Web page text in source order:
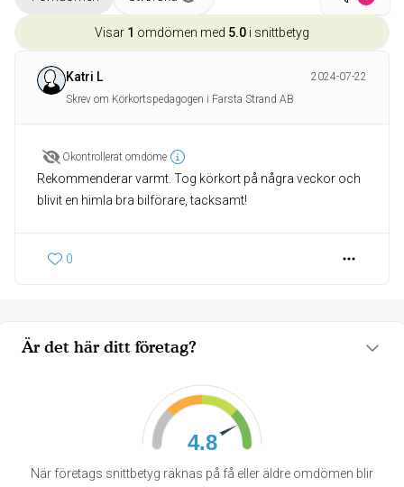
Är det här ditt företag?
4.8
När företags snittbetyg räknas på få eller äldre omdömen blir
Visar 1 omdömen med 5.0 i snittbetyg
Katri L
2024-07-22
Skrev om Körkortspedagogen i Farsta Strand AB
Okontrollerat omdöme
Rekommenderar varmt. Tog körkort på några veckor och
blivit en himla bra bilförare, tacksamt!
0